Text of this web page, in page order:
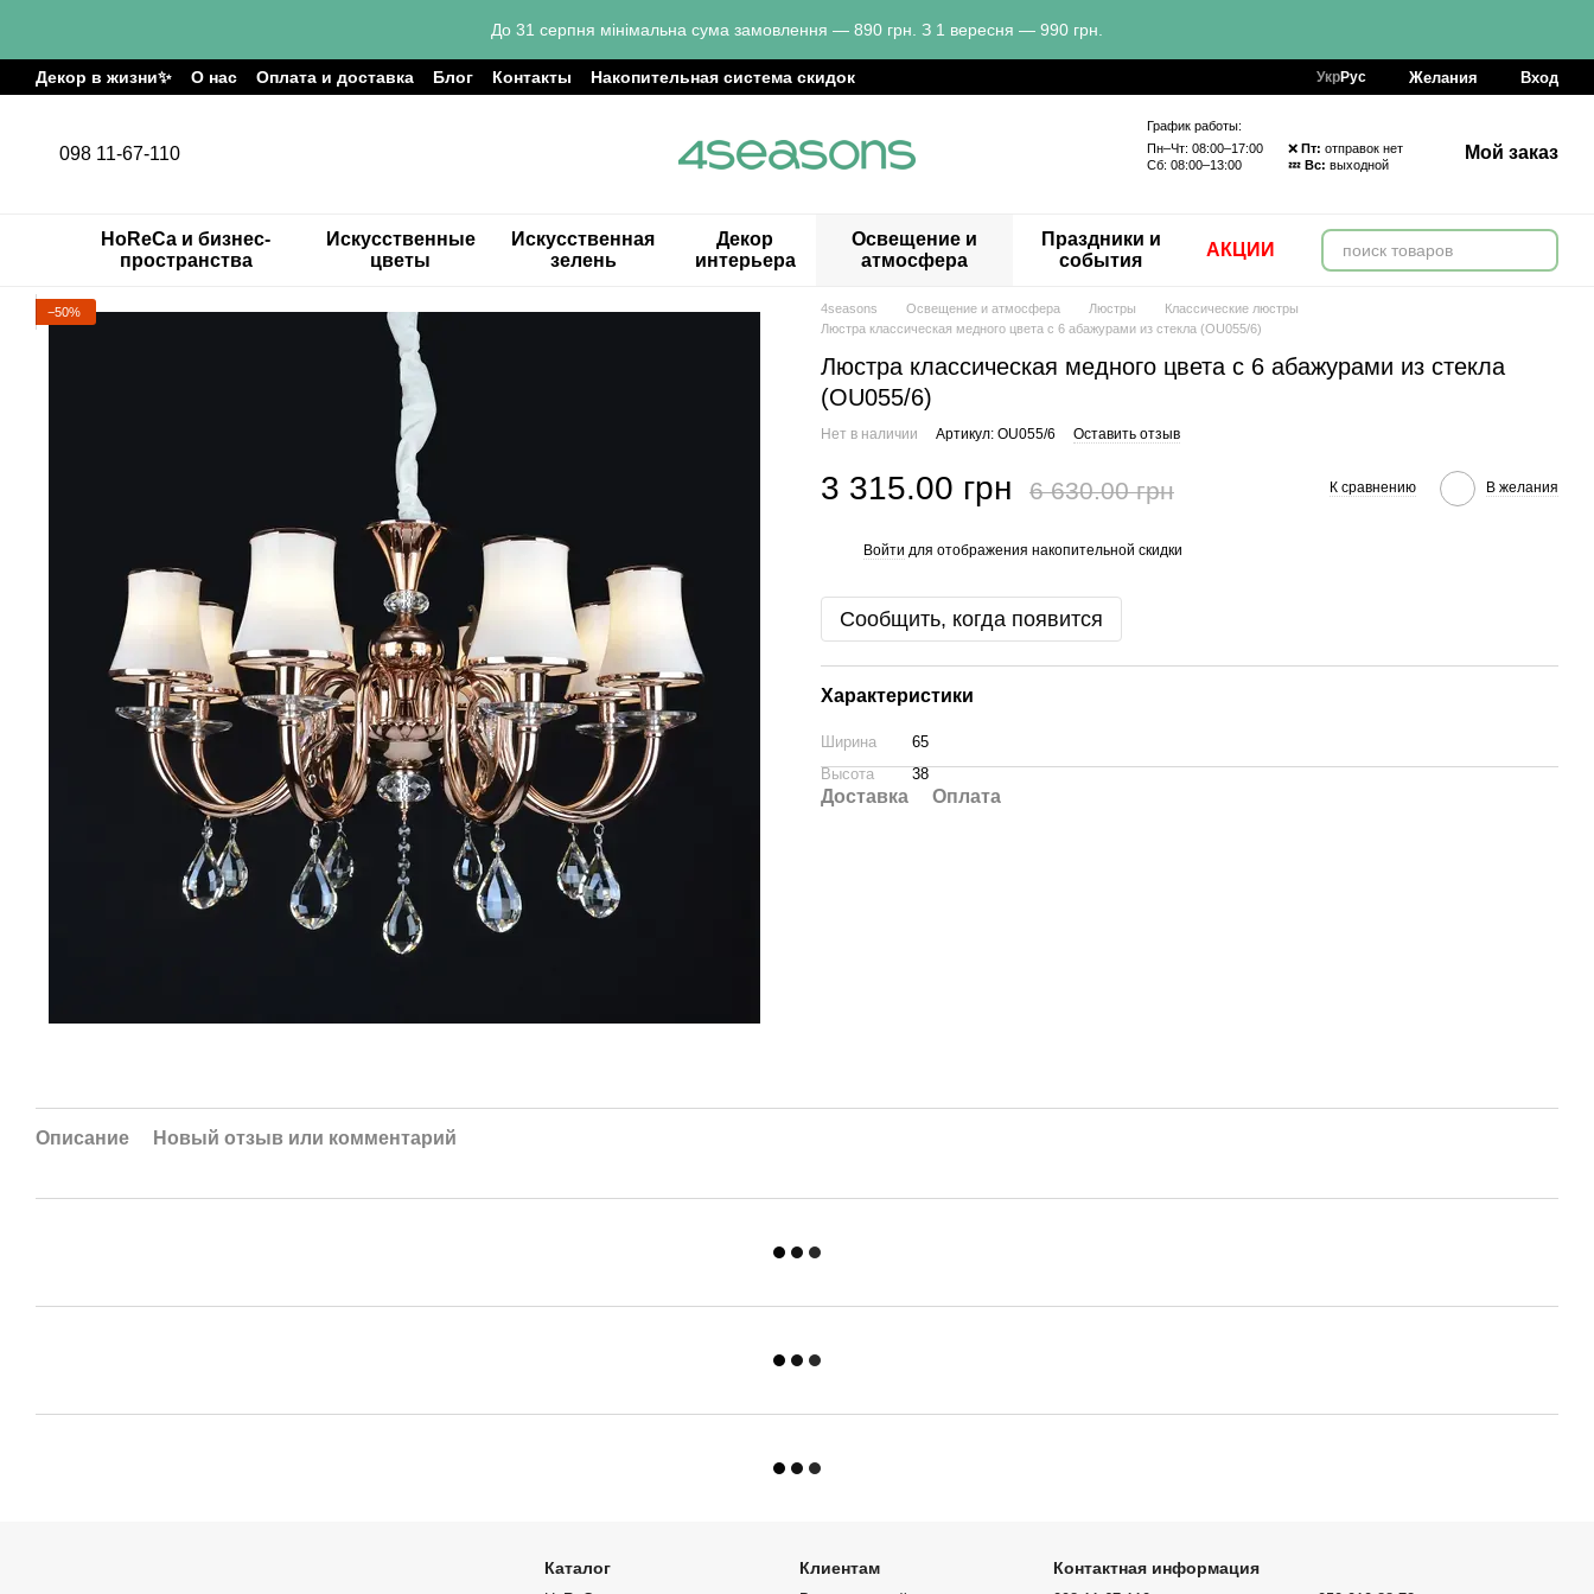
До 31 серпня мінімальна сума замовлення — 890 грн. З 1 вересня — 990 грн.
Декор в жизни✨ О нас Оплата и доставка Блог Контакты Накопительная система скидок УкрРус Желания Вход
098 11-67-110
График работы:
Пн–Чт: 08:00–17:00 ❌ Пт: отправок нет
Сб: 08:00–13:00 💤 Вс: выходной
Мой заказ
HoReCa и бизнес-
пространства
Искусственные
цветы
Искусственная
зелень
Декор
интерьера
Освещение и
атмосфера
Праздники и
события
АКЦИИ
−50% 4seasons Освещение и атмосфера Люстры
Классические люстры
Люстра классическая медного цвета с 6 абажурами из стекла (OU055/6)
Люстра классическая медного цвета с 6 абажурами из стекла
(OU055/6)
Нет в наличии Артикул: OU055/6 Оставить отзыв
3 315.00 грн 6 630.00 грн К сравнению В желания
Войти для отображения накопительной скидки
Сообщить, когда появится
Характеристики
Ширина
65
Высота
38
Доставка Оплата
Описание Новый отзыв или комментарий
Каталог Клиентам Контактная информация